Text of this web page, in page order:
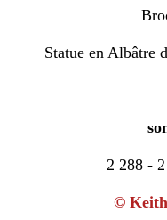
Statue en Albâtre
2 288 -
© Keith